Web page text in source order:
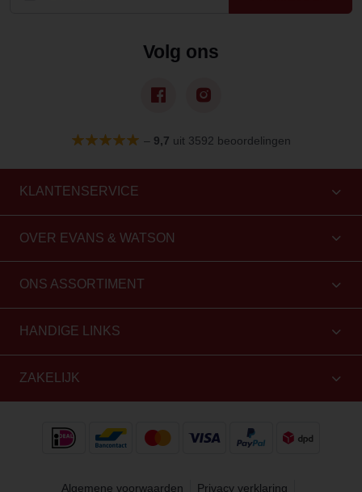
Volg ons
– 9,7 uit 3592 beoordelingen
KLANTENSERVICE
OVER EVANS & WATSON
ONS ASSORTIMENT
HANDIGE LINKS
ZAKELIJK
Algemene voorwaarden Privacy verklaring